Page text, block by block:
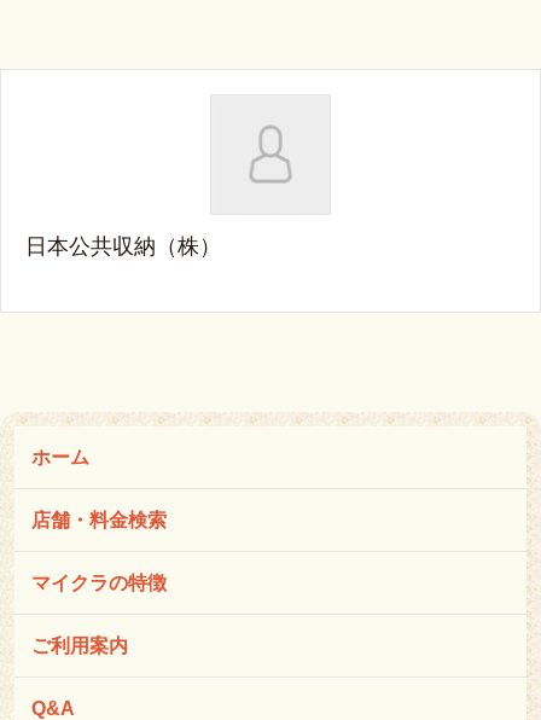
日本公共収納（株）
ホーム
店舗・料金検索
マイクラの特徴
ご利用案内
Q&A